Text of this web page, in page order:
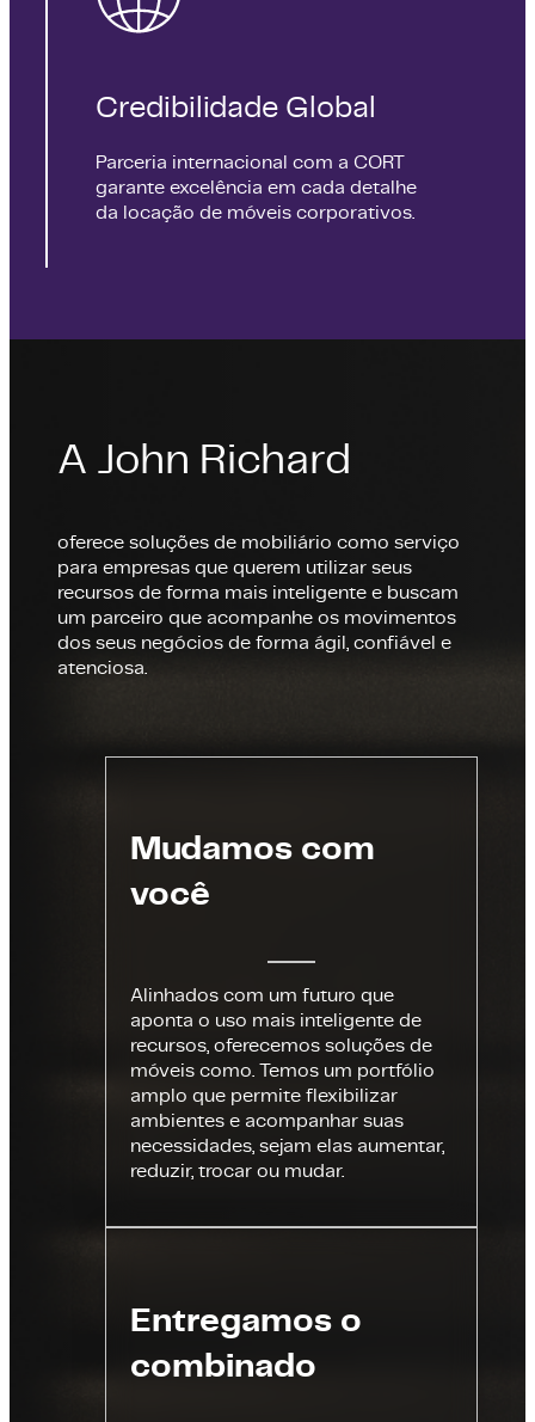
Credibilidade Global
Parceria internacional com a CORT
garante excelência em cada detalhe
da locação de móveis corporativos.
A John Richard
oferece soluções de mobiliário como serviço
para empresas que querem utilizar seus
recursos de forma mais inteligente e buscam
um parceiro que acompanhe os movimentos
dos seus negócios de forma ágil, confiável e
atenciosa.
Mudamos com
você
Alinhados com um futuro que
aponta o uso mais inteligente de
recursos, oferecemos soluções de
móveis como. Temos um portfólio
amplo que permite flexibilizar
ambientes e acompanhar suas
necessidades, sejam elas aumentar,
reduzir, trocar ou mudar.
Entregamos o
combinado